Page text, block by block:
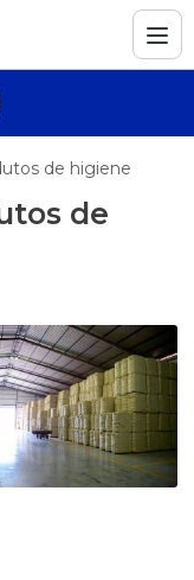
de higiene
de